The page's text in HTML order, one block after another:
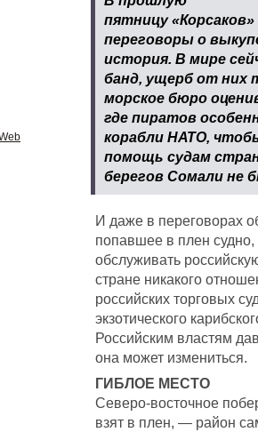
пятницу
переговоры о
история. В мире
банд, ущерб от них
морское бюро
где пиратов
корабли НАТО,
помощь судам
берегов Сомали не
И даже в переговорах
попавшее в плен
обслуживать
стране никакого
российских торговых
экзотического
Российским властям
она может измениться.
ГИБЛОЕ МЕСТО
Северо-восточное
взят в плен, — район